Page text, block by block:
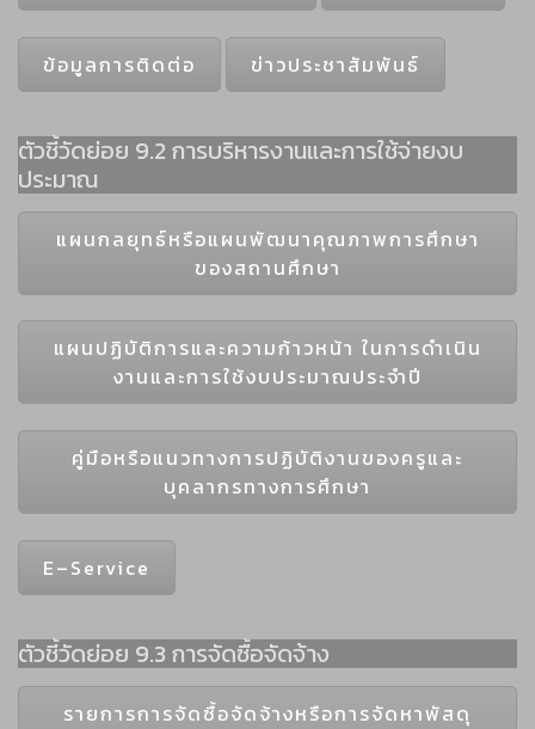
ข้อมูลการติดต่อ ข่าวประชาสัมพันธ์
ตัวชี้วัดย่อย 9.2 การบริหารงานและการใช้จ่ายงบ
ประมาณ
แผนกลยุทธ์หรือแผนพัฒนาคุณภาพการศึกษา
ของสถานศึกษา
แผนปฏิบัติการและความก้าวหน้า ในการดำเนิน
งานและการใช้งบประมาณประจำปี
คู่มือหรือแนวทางการปฏิบัติงานของครูและ
บุคลากรทางการศึกษา
E–Service
ตัวชี้วัดย่อย 9.3 การจัดซื้อจัดจ้าง
รายการการจัดซื้อจัดจ้างหรือการจัดหาพัสดุ